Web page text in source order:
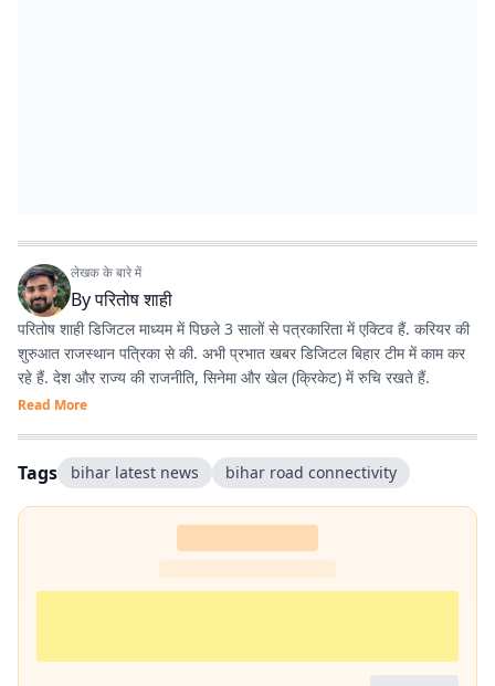
लेखक के बारे में
Byपरितोष शाही
परितोष शाही डिजिटल माध्यम में पिछले 3 सालों से पत्रकारिता में एक्टिव हैं. करियर की
शुरुआत राजस्थान पत्रिका से की. अभी प्रभात खबर डिजिटल बिहार टीम में काम कर
रहे हैं. देश और राज्य की राजनीति, सिनेमा और खेल (क्रिकेट) में रुचि रखते हैं.
Read More
Tags bihar latest news bihar road connectivity